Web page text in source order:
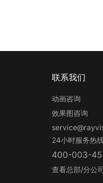
联系我们
动画咨询
效果图咨询
24小时服务热线
400-003-
查看总部/分公